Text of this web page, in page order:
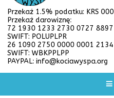
Przekaż 1.5% podatku: KRS
Przekaż darowiznę:
72 1930 1233 2730 0727
SWIFT: POLUPLPR
26 1090 2750 0000 0001
SWIFT: WBKPPLPP
PAYPAL: info@kociawyspa.org